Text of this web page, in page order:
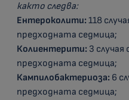
както следва:
Ентероколити:118
предходната седмица;
Колиентерити: 3 случая
предходната седмица;
Кампилобактериоза: 6
предходната седмица;